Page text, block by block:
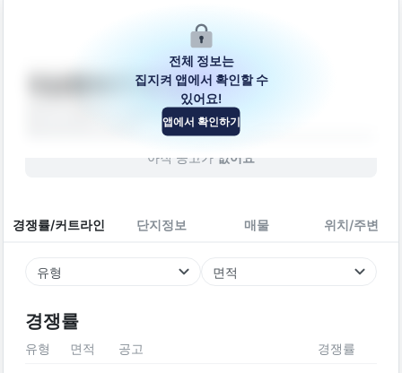
대승행복주택A동
경기도 의정부시 가능로15번길 34-4
아직 공고가 없어요
경쟁률/커트라인 단지정보 매물 위치/주변
유형 면적
경쟁률
전체 정보는
집지켜 앱에서 확인할 수
있어요!
앱에서 확인하기
유형 면적 공고 경쟁률